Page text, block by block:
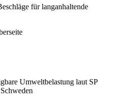
für langanhaltende
Umweltbelastung laut SP